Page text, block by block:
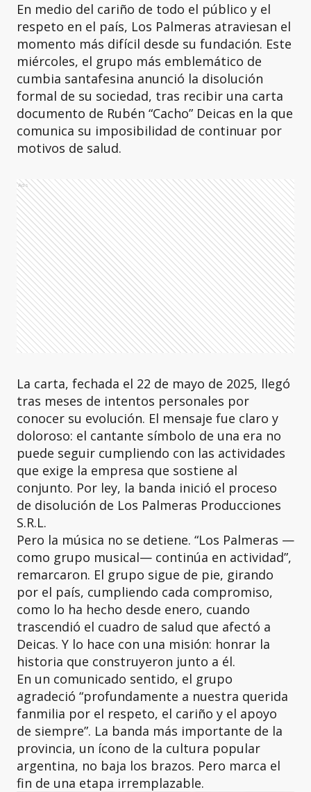
En medio del cariño de todo el público y el
respeto en el país, Los Palmeras atraviesan el
momento más difícil desde su fundación. Este
miércoles, el grupo más emblemático de
cumbia santafesina anunció la disolución
formal de su sociedad, tras recibir una carta
documento de Rubén “Cacho” Deicas en la que
comunica su imposibilidad de continuar por
motivos de salud.
Ads
La carta, fechada el 22 de mayo de 2025, llegó
tras meses de intentos personales por
conocer su evolución. El mensaje fue claro y
doloroso: el cantante símbolo de una era no
puede seguir cumpliendo con las actividades
que exige la empresa que sostiene al
conjunto. Por ley, la banda inició el proceso
de disolución de Los Palmeras Producciones
S.R.L.
Pero la música no se detiene. “Los Palmeras —
como grupo musical— continúa en actividad”,
remarcaron. El grupo sigue de pie, girando
por el país, cumpliendo cada compromiso,
como lo ha hecho desde enero, cuando
trascendió el cuadro de salud que afectó a
Deicas. Y lo hace con una misión: honrar la
historia que construyeron junto a él.
En un comunicado sentido, el grupo
agradeció “profundamente a nuestra querida
fanmilia por el respeto, el cariño y el apoyo
de siempre”. La banda más importante de la
provincia, un ícono de la cultura popular
argentina, no baja los brazos. Pero marca el
fin de una etapa irremplazable.